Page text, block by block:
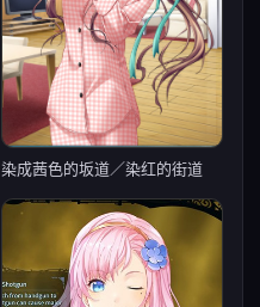
染成茜色的坂道／染红的街道